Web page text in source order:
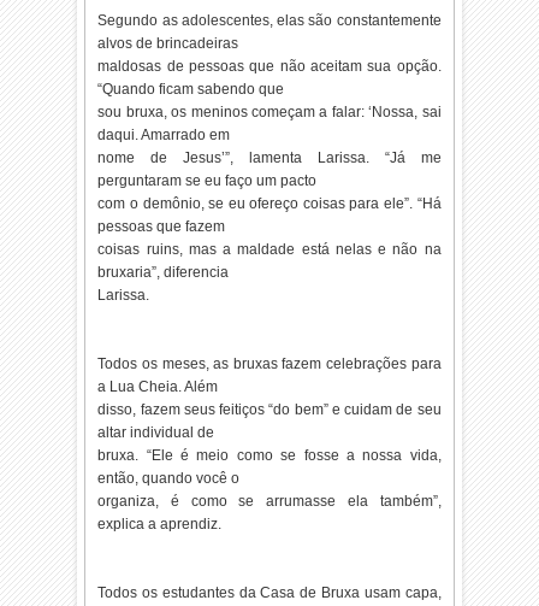
Segundo as adolescentes, elas são constantemente
alvos de brincadeiras
maldosas de pessoas que não aceitam sua opção.
“Quando ficam sabendo que
sou bruxa, os meninos começam a falar: ‘Nossa, sai
daqui. Amarrado em
nome de Jesus’”, lamenta Larissa. “Já me
perguntaram se eu faço um pacto
com o demônio, se eu ofereço coisas para ele”. “Há
pessoas que fazem
coisas ruins, mas a maldade está nelas e não na
bruxaria”, diferencia
Larissa.
Todos os meses, as bruxas fazem celebrações para
a Lua Cheia. Além
disso, fazem seus feitiços “do bem” e cuidam de seu
altar individual de
bruxa. “Ele é meio como se fosse a nossa vida,
então, quando você o
organiza, é como se arrumasse ela também”,
explica a aprendiz.
Todos os estudantes da Casa de Bruxa usam capa,